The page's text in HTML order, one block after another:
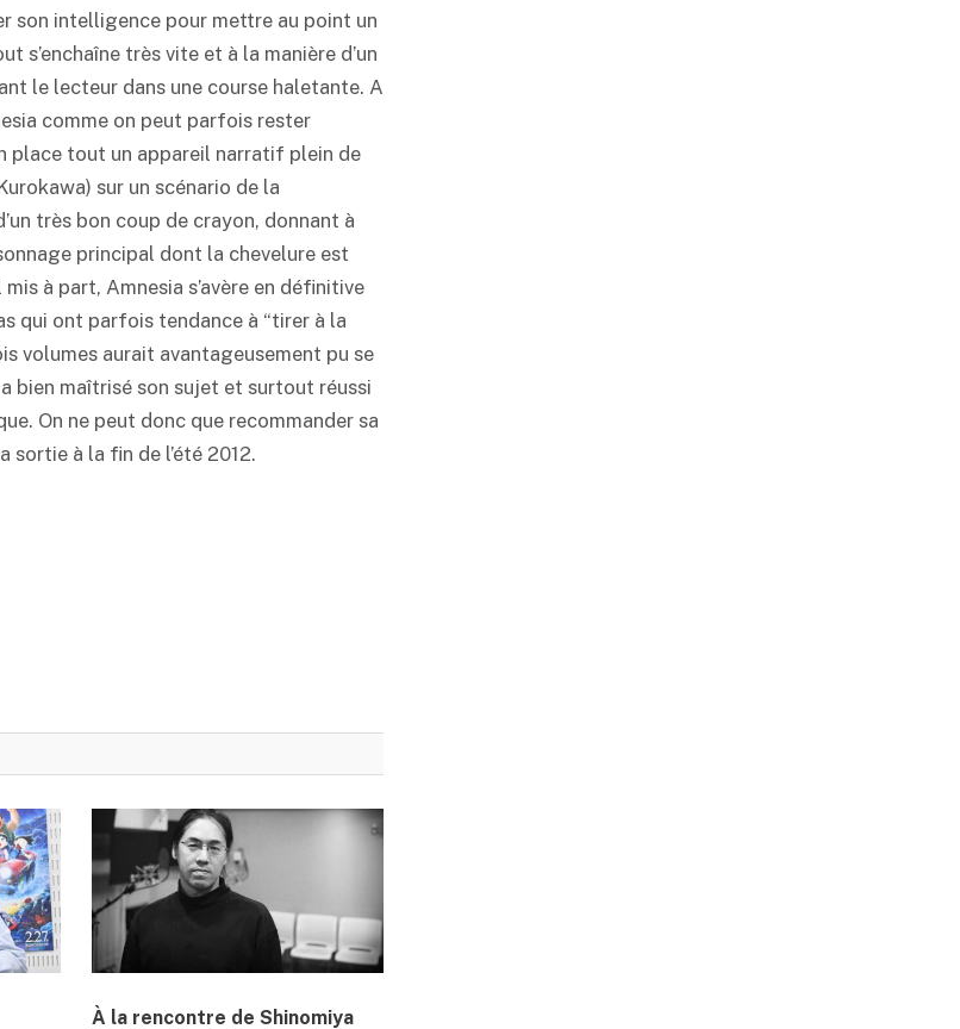
son intelligence pour mettre au point un
s’enchaîne très vite et à la manière d’un
le lecteur dans une course haletante. A
comme on peut parfois rester
place tout un appareil narratif plein de
sur un scénario de la
très bon coup de crayon, donnant à
principal dont la chevelure est
à part, Amnesia s’avère en définitive
qui ont parfois tendance à “tirer à la
volumes aurait avantageusement pu se
bien maîtrisé son sujet et surtout réussi
On ne peut donc que recommander sa
sortie à la fin de l’été 2012.
À la rencontre de Shinomiya